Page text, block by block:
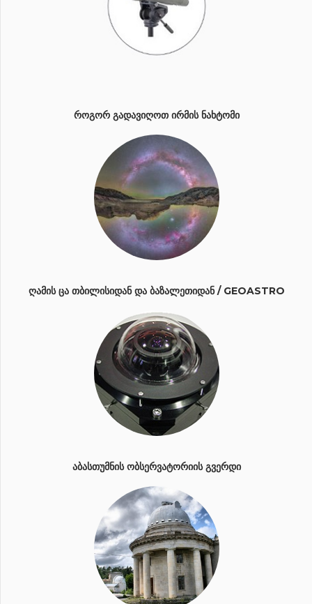
ᲠᲝᲒᲝᲠ ᲒᲐᲓᲐᲕᲘᲦᲝᲗ ᲘᲠᲛᲘᲡ ᲜᲐᲮᲢᲝᲛᲘ
ᲦᲐᲛᲘᲡ ᲪᲐ ᲗᲑᲘᲚᲘᲡᲘᲓᲐᲜ ᲓᲐ ᲑᲐᲖᲐᲚᲔᲗᲘᲓᲐᲜ / GEOASTRO
ᲐᲑᲐᲡᲗᲣᲛᲜᲘᲡ ᲝᲑᲡᲔᲠᲕᲐᲢᲝᲠᲘᲘᲡ ᲒᲕᲔᲠᲓᲘ